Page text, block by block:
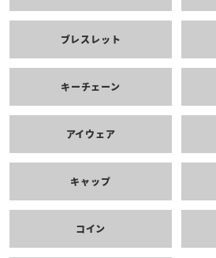
ブレスレット
キーチェーン
アイウェア
キャップ
コイン